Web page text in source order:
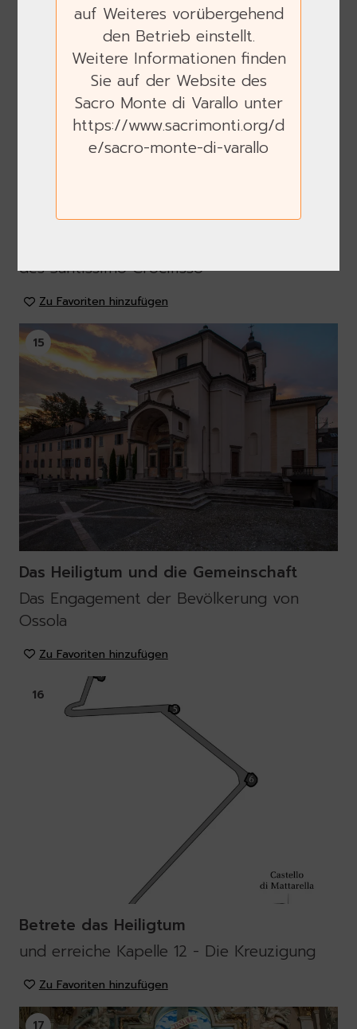
des Santissimo Crocifisso
Zu Favoriten hinzufügen
15
Das Heiligtum und die Gemeinschaft
Das Engagement der Bevölkerung von
Ossola
Zu Favoriten hinzufügen
16
Betrete das Heiligtum
und erreiche Kapelle 12 - Die Kreuzigung
Zu Favoriten hinzufügen
17
auf Weiteres vorübergehend
den Betrieb einstellt.
Weitere Informationen finden
Sie auf der Website des
Sacro Monte di Varallo unter
https://www.sacrimonti.org/d
e/sacro-monte-di-varallo